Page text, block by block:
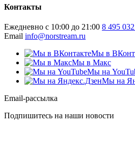
Контакты
Ежедневно с 10:00 до 21:00 8 495
Email info@norstream.ru
Мы в
Мы в Макс
Мы на
Мы на
Email-рассылка
Подпишитесь на наши новости